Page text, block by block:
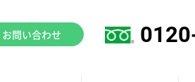
お問い合わせ